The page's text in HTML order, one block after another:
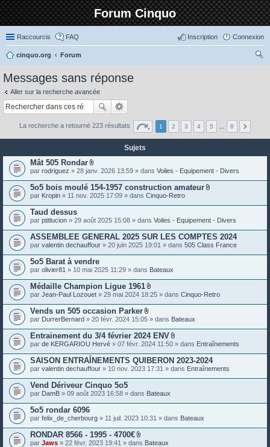
Forum Cinquo
Raccourcis FAQ Connexion
Inscription
cinquo.org
Forum
Messages sans réponse
Aller sur la recherche avancée
La recherche a retourné 223 résultats 1 2 3 4 5 8
Sujets
Mât 505 Rondar
P
è
c
e
s
o
n
t
e
s
par rodriguez » 28 janv. 2026 13:59 » dans Voiles - Equipement - Divers
5o5 bois moulé 154-1957 construction amateur
è
e
s
j
o
s
par Kropin » 11 nov. 2025 17:09 » dans Cinquo-Retro
Taud dessus
par ptitlucion » 29 août 2025 15:08 » dans Voiles - Equipement - Divers
ASSEMBLEE GENERAL 2025 SUR LES COMPTES 2024
par valentin dechauffour » 20 juin 2025 19:01 » dans 505 Class France
5o5 Barat à vendre
par olivier81 » 10 mai 2025 11:29 » dans Bateaux
Médaille Champion Ligue 1961
P
è
e
s
o
n
t
e
s
par Jean-Paul Lozouet » 29 mai 2024 18:25 » dans Cinquo-Retro
Vends un 505 occasion Parker
P
è
c
e
s
j
o
t
e
s
par DurrerBernard » 20 févr. 2024 15:05 » dans Bateaux
Entrainement du 3/4 février 2024 ENV
P
è
c
e
s
e
s
par de KERGARIOU Hervé » 07 févr. 2024 11:50 » dans Entraînements
SAISON ENTRAÎNEMENTS QUIBERON 2023-2024
par valentin dechauffour » 10 nov. 2023 17:31 » dans Entraînements
Vend Dériveur Cinquo 5o5
par DamB » 09 août 2023 16:58 » dans Bateaux
5o5 rondar 6096
par felix_de_cherbourg » 11 juil. 2023 10:31 » dans Bateaux
RONDAR 8566 - 1995 - 4700€
P
par Jaws » 22 févr. 2023 19:41 » dans Bateaux